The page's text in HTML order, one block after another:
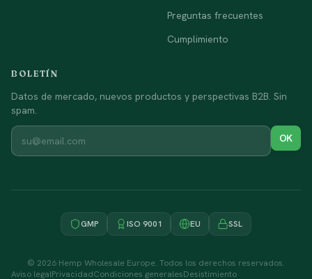
Preguntas frecuentes
Cumplimiento
BOLETÍN
Datos de mercado, nuevos productos y perspectivas B2B. Sin
spam.
OK
GMP ISO 9001 EU SSL
© 2026 Hemp Wholesale Europe. Todos los derechos reservados.
Aviso legalPrivacidadCondiciones generalesDesistimiento